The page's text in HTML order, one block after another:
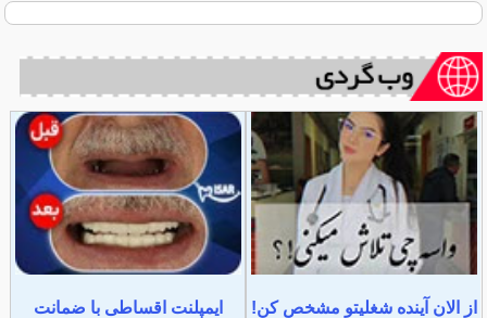
از الان آینده شغلیتو مشخص کن!
ایمپلنت اقساطی با ضمانت